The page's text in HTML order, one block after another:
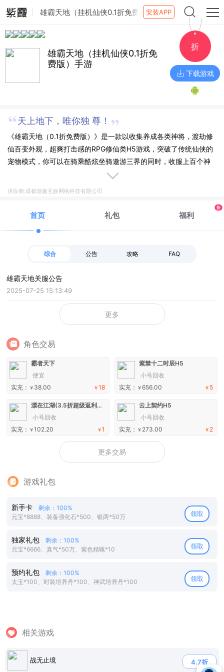
雄霸天地（挂机仙侠0.1折免费
版）手游
安装APP
雄霸天地（挂机仙侠0.1折免
费版）手游
折
下载游戏
天上地下，唯你独 尊！
《雄霸天地（0.1折免费版）》是一款以收集养成各类神将，渡劫修
仙百变外观，超爽打击感的RPG修仙类H5游戏，突破了传统仙侠的
宠物模式，你可以在骑乘酷炫坐骑邀游三界的同时，收服上百个神
将和女神统统纳为己用。任意搭配最强的出战神将组合，配合神级
供应商:成都游鑫互娱网络科技有限公司
首页 礼包 福利
折
综合 公告 攻略 FAQ
雄霸天地关服公告
2025-07-25 15:13:49
更多
角色交易
霸者天下
便宜
￥18
实充： ￥ 38.00
紫禁十二时辰H5
小号回收
￥ 5
实充： ￥656.00
漂在江湖(3.5折超级返利版)H5
小号回收
￥1
实充： ￥102.20
云上契约H5
小号回收
￥ 2
实充： ￥ 273.00
更多交易
游戏礼包
新手卡
剩余：100%
元宝*8888、装备强化石*500、银两*50万
领取
独家礼包
剩余：100%
元宝*6666、真气*50万、紫色精魄*10
领取
预约礼包
剩余：100%
太玉*100、时装培养丹*100、神武培养丹*100
领取
相关游戏
战无止境 4.7折